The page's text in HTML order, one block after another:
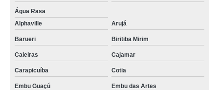
Água Rasa
Alphaville
Arujá
Barueri Biritiba Mirim
Caieiras Cajamar
Carapicuíba Cotia
Embu Guaçú Embu das Artes